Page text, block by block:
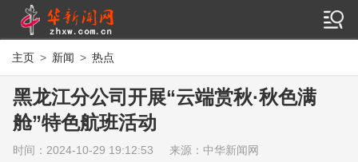
主页 > 新闻 > 热点
黑龙江分公司开展“云端赏秋·秋色满
舱”特色航班活动
时间：2024-10-29 19:12:53
来源：中华新闻网